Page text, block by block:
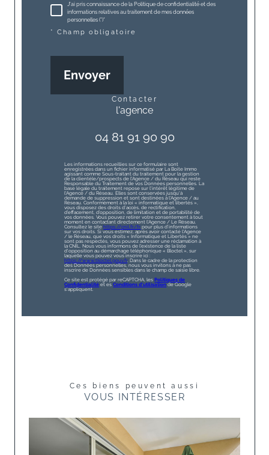
J'ai pris connaissance de la Politique de confidentialité et des
informations relatives au traitement de mes données
personnelles (*)*
* Champ obligatoire
Envoyer
contacter
l'agence
04 81 91 90 90
Les informations recueillies sur ce formulaire sont
enregistrées dans un fichier informatisé par La Boite Immo
agissant comme Sous-traitant du traitement pour la gestion
de la clientèle/prospects de l'Agence / du Réseau qui reste
Responsable du Traitement de vos Données personnelles. La
base légale du traitement repose sur l'intérêt légitime de
l'Agence / du Réseau. Elles sont conservées jusqu'à
demande de suppression et sont destinées à l'Agence / au
Réseau. Conformément à la loi « informatique et libertés »,
vous disposez des droits d’accès, de rectification,
d’effacement, d’opposition, de limitation et de portabilité de
vos données. Vous pouvez retirer votre consentement à tout
moment en contactant directement l’Agence / Le Réseau.
Consultez le site https://cnil.fr/fr pour plus d’informations
sur vos droits. Si vous estimez, après avoir contacté l'Agence
/ le Réseau, que vos droits « Informatique et Libertés » ne
sont pas respectés, vous pouvez adresser une réclamation à
la CNIL. Nous vous informons de l’existence de la liste
d'opposition au démarchage téléphonique « Bloctel », sur
laquelle vous pouvez vous inscrire ici :
https://www.bloctel.gouv.fr. Dans le cadre de la protection
des Données personnelles, nous vous invitons à ne pas
inscrire de Données sensibles dans le champ de saisie libre.
Ce site est protégé par reCAPTCHA, les Politiques de
Confidentialité et esConditions d'utilisation de Google
s'appliquent.
Ces biens peuvent aussi
VOUS INTÉRESSER